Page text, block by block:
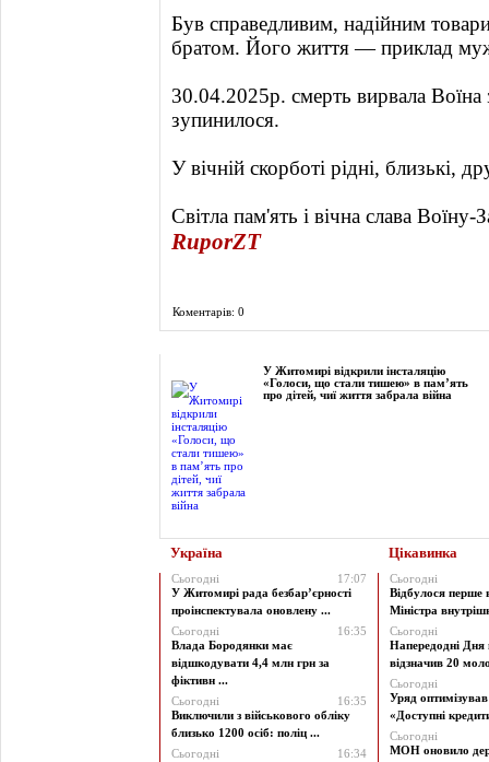
Був справедливим, надійним
братом. Його життя — приклад
30.04.2025р. смерть вирвала Воїна
зупинилося.
У вічній скорботі рідні, близькі,
Світла пам'ять і вічна слава Воїну-
RuporZT
Коментарів: 0
У Житомирі відкрили інсталяцію
«Голоси, що стали тишею» в пам’ять
про дітей, чиї життя забрала війна
Україна Цікавинка
Сьогодні
17:07
У Житомирі рада безбар’єрності
проінспектувала оновлену ...
Сьогодні
16:35
Влада Бородянки має
відшкодувати 4,4 млн грн за
фіктивн ...
Сьогодні
16:35
Виключили з військового обліку
близько 1200 осіб: поліц ...
Сьогодні
16:34
Сьогодні
Відбулося перше
Міністра
Сьогодні
Напередодні Дня
відзначив 20
Сьогодні
Уряд
«Доступні
Сьогодні
МОН оновило